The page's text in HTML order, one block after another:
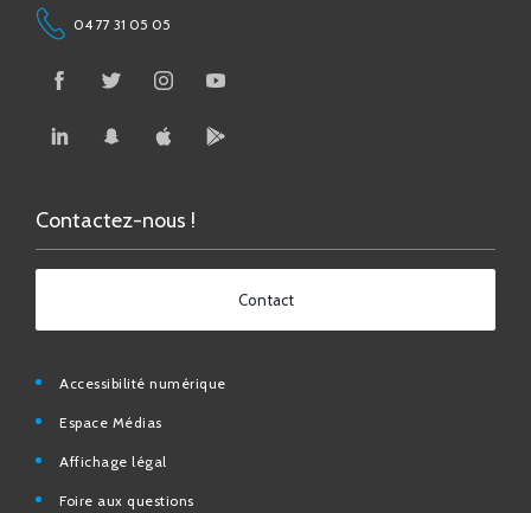
Contact
Accessibilité numérique